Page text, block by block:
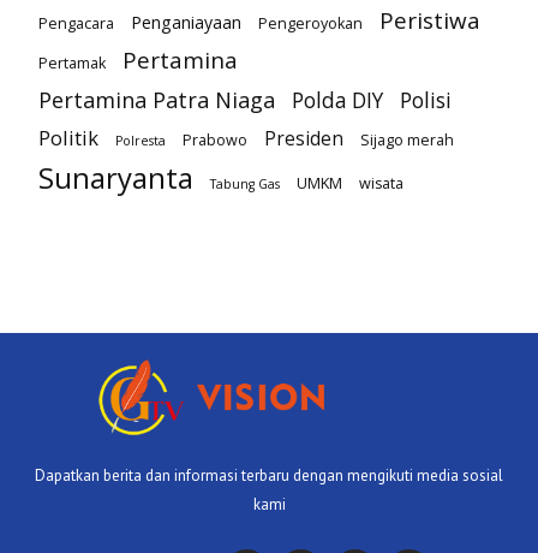
Pengacara Penganiayaan Pengeroyokan Peristiwa
Pertamak Pertamina
Pertamina Patra Niaga Polda DIY
Polisi
Politik
Polresta Prabowo Presiden Sijago merah
Sunaryanta Tabung Gas UMKM wisata
Dapatkan berita dan informasi terbaru dengan mengikuti media sosial
kami